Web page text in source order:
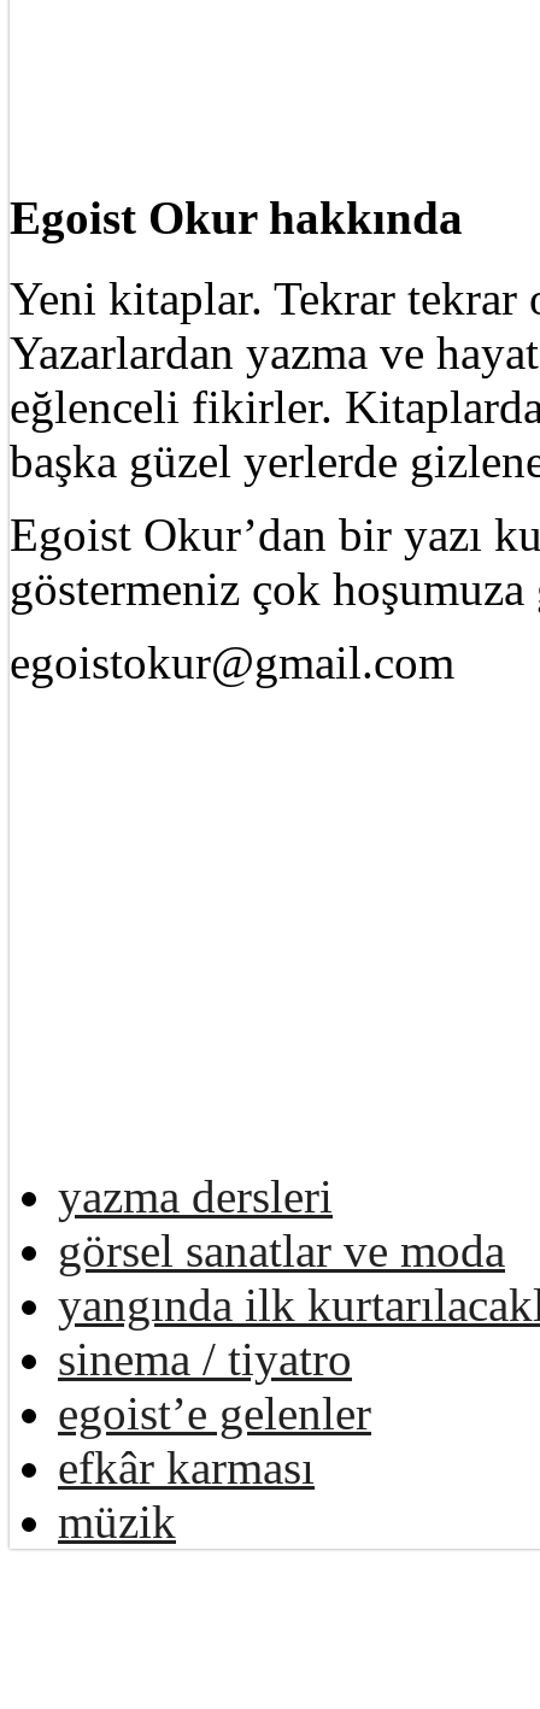
Egoist Okur hakkında
Yeni kitaplar. Tekrar tekrar
Yazarlardan yazma ve
eğlenceli fikirler.
başka güzel yerlerde
Egoist Okur’dan bir yazı
göstermeniz çok
egoistokur@gmail.com
yazma dersleri
görsel sanatlar ve moda
yangında ilk
sinema / tiyatro
egoist’e gelenler
efkâr karması
müzik